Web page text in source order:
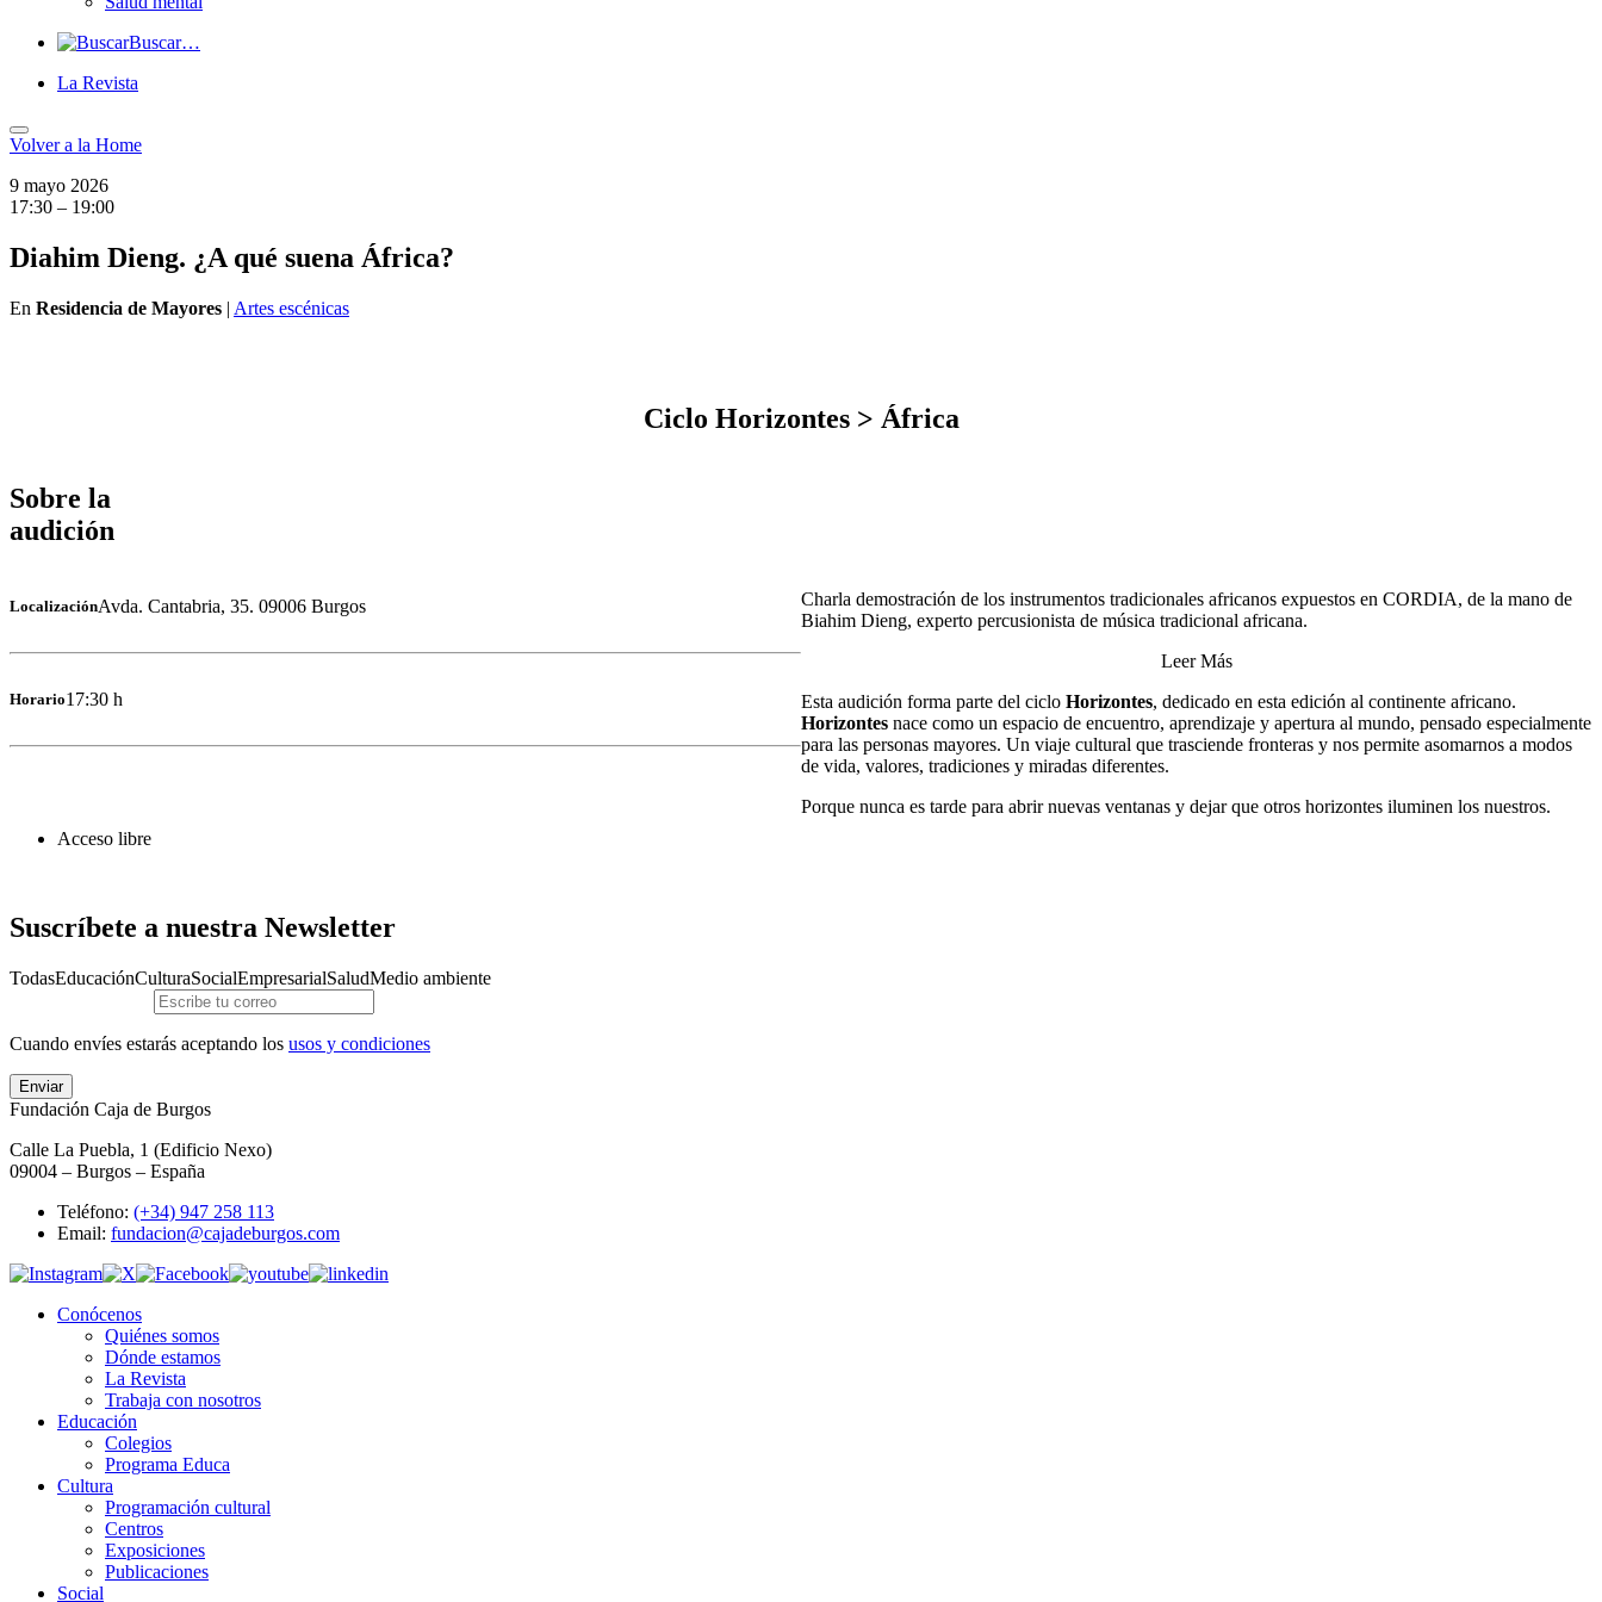
Buscar…
La Revista
Volver a la Home
9 mayo 2026
17:30 – 19:00
Diahim Dieng. ¿A qué suena África?
En Residencia de Mayores | Artes escénicas
Ciclo Horizontes > África
Sobre la
audición
LocalizaciónAvda. Cantabria, 35. 09006 Burgos
Horario17:30 h
Acceso libre
Charla demostración de los instrumentos tradicionales africanos expuestos en CORDIA, de la mano de
Biahim Dieng, experto percusionista de música tradicional africana.
Leer Más
Esta audición forma parte del ciclo Horizontes, dedicado en esta edición al continente africano.
Horizontes nace como un espacio de encuentro, aprendizaje y apertura al mundo, pensado especialmente
para las personas mayores. Un viaje cultural que trasciende fronteras y nos permite asomarnos a modos
de vida, valores, tradiciones y miradas diferentes.
Porque nunca es tarde para abrir nuevas ventanas y dejar que otros horizontes iluminen los nuestros.
Suscríbete a nuestra Newsletter
TodasEducaciónCulturaSocialEmpresarialSaludMedio ambiente
Cuando envíes estarás aceptando los usos y condiciones
Enviar
Fundación Caja de Burgos
Calle La Puebla, 1 (Edificio Nexo)
09004 – Burgos – España
Teléfono: (+34) 947 258 113
Email: fundacion@cajadeburgos.com
Conócenos
Quiénes somos
Dónde estamos
La Revista
Trabaja con nosotros
Educación
Colegios
Programa Educa
Cultura
Programación cultural
Centros
Exposiciones
Publicaciones
Social